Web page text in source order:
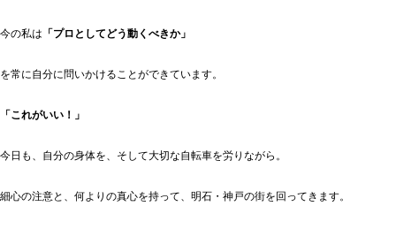
今の私は 「プロとしてどう動くべきか」
を常に自分に問いかけることができています。
「これがいい！」
今日も、自分の身体を、そして大切な自転車を労りながら。
細心の注意と、何よりの真心を持って、明石・神戸の街を回ってきます。